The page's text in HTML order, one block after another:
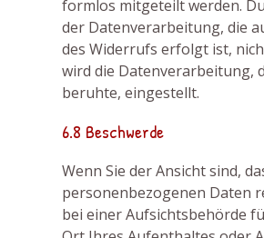
formlos mitgeteilt werden.
der Datenverarbeitung, die
des Widerrufs erfolgt ist,
wird die Datenverarbeitung,
beruhte, eingestellt.
6.8 Beschwerde
Wenn Sie der Ansicht sind,
personenbezogenen Daten
bei einer Aufsichtsbehörde